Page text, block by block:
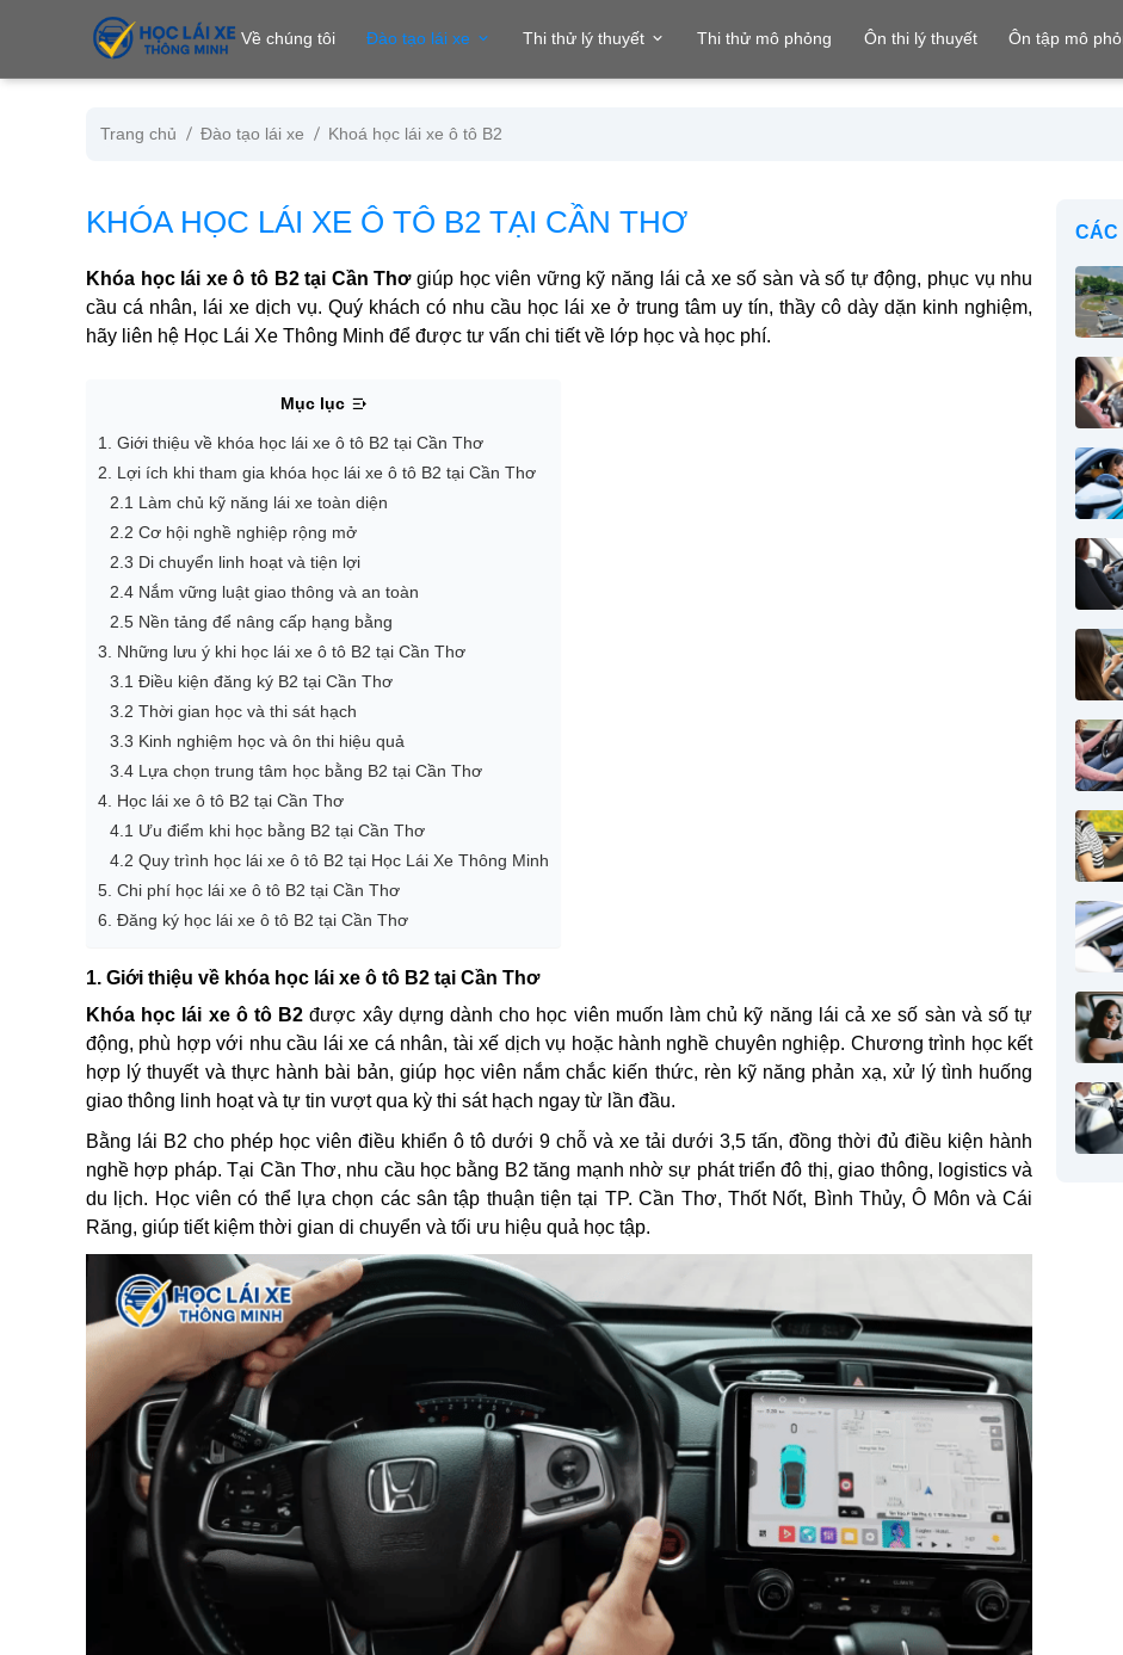
Về chúng tôi Đào tạo lái xe Thi thử lý thuyết Thi thử mô phỏng Ôn thi lý thuyết Ôn tập mô
Trang chủ Đào tạo lái xe Khoá học lái xe ô tô B2
KHÓA HỌC LÁI XE Ô TÔ B2 TẠI CẦN THƠ
Khóa học lái xe ô tô B2 tại Cần Thơgiúp học viên vững kỹ năng lái cả xe số sàn và số tự động, phục vụ nhu
cầu cá nhân, lái xe dịch vụ. Quý khách có nhu cầu học lái xe ở trung tâm uy tín, thầy cô dày dặn kinh nghiệm,
hãy liên hệ Học Lái Xe Thông Minh để được tư vấn chi tiết về lớp học và học phí.
Mục lục
1. Giới thiệu về khóa học lái xe ô tô B2 tại Cần Thơ
2. Lợi ích khi tham gia khóa học lái xe ô tô B2 tại Cần Thơ
2.1 Làm chủ kỹ năng lái xe toàn diện
2.2 Cơ hội nghề nghiệp rộng mở
2.3 Di chuyển linh hoạt và tiện lợi
2.4 Nắm vững luật giao thông và an toàn
2.5 Nền tảng để nâng cấp hạng bằng
3. Những lưu ý khi học lái xe ô tô B2 tại Cần Thơ
3.1 Điều kiện đăng ký B2 tại Cần Thơ
3.2 Thời gian học và thi sát hạch
3.3 Kinh nghiệm học và ôn thi hiệu quả
3.4 Lựa chọn trung tâm học bằng B2 tại Cần Thơ
4. Học lái xe ô tô B2 tại Cần Thơ
4.1 Ưu điểm khi học bằng B2 tại Cần Thơ
4.2 Quy trình học lái xe ô tô B2 tại Học Lái Xe Thông Minh
5. Chi phí học lái xe ô tô B2 tại Cần Thơ
6. Đăng ký học lái xe ô tô B2 tại Cần Thơ
1. Giới thiệu về khóa học lái xe ô tô B2 tại Cần Thơ
Khóa học lái xe ô tô B2 được xây dựng dành cho học viên muốn làm chủ kỹ năng lái cả xe số sàn và số tự
động, phù hợp với nhu cầu lái xe cá nhân, tài xế dịch vụ hoặc hành nghề chuyên nghiệp. Chương trình học kết
hợp lý thuyết và thực hành bài bản, giúp học viên nắm chắc kiến thức, rèn kỹ năng phản xạ, xử lý tình huống
giao thông linh hoạt và tự tin vượt qua kỳ thi sát hạch ngay từ lần đầu.
Bằng lái B2 cho phép học viên điều khiển ô tô dưới 9 chỗ và xe tải dưới 3,5 tấn, đồng thời đủ điều kiện hành
nghề hợp pháp. Tại Cần Thơ, nhu cầu học bằng B2 tăng mạnh nhờ sự phát triển đô thị, giao thông, logistics và
du lịch. Học viên có thể lựa chọn các sân tập thuận tiện tại TP. Cần Thơ, Thốt Nốt, Bình Thủy, Ô Môn và Cái
Răng, giúp tiết kiệm thời gian di chuyển và tối ưu hiệu quả học tập.
CÁC